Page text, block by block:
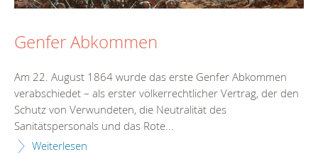
Genfer Abkommen
Am 22. August 1864 wurde das erste Genfer Abkommen
verabschiedet – als erster völkerrechtlicher Vertrag, der den
Schutz von Verwundeten, die Neutralität des
Sanitätspersonals und das Rote...
Weiterlesen